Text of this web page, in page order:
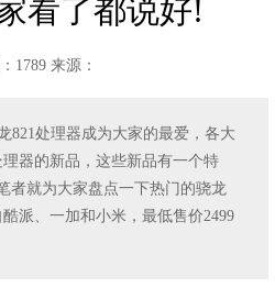
看了都说好!
1789 来源：
821处理器成为大家的最爱，各大
器的新品，这些新品有一个特
者就为大家盘点一下热门的骁龙
派、一加和小米，最低售价2499